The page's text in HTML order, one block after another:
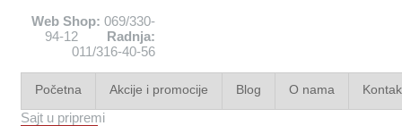
Web Shop: 069/330-
94-12 Radnja:
011/316-40-56
Početna Akcije i promocije Blog O nama
Sajt u pripremi